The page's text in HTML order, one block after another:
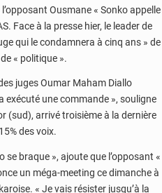
Ousmane « Sonko appelle
Face à la presse hier, le leader de
qui le condamnera à cinq ans » de
« politique ».
juges Oumar Maham Diallo
exécuté une commande », souligne
(sud), arrivé troisième à la dernière
des voix.
braque », ajoute que l’opposant «
un méga-meeting ce dimanche à
« Je vais résister jusqu’à la